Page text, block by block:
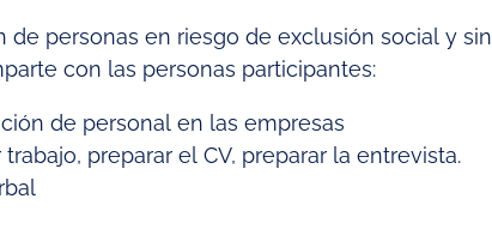
personas en riesgo de exclusión social y sin
con las personas participantes:
de personal en las empresas
preparar el CV, preparar la entrevista.